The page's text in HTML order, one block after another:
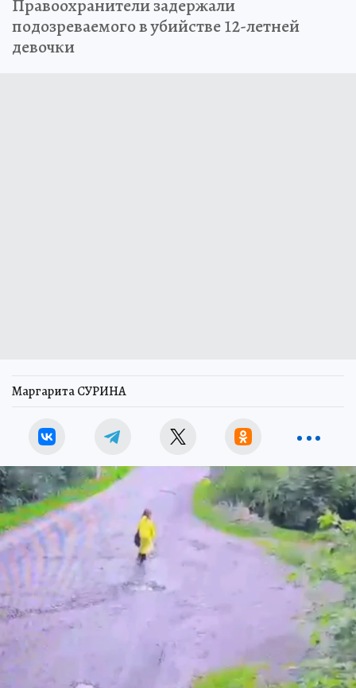
Правоохранители задержали
подозреваемого в убийстве 12-летней
девочки
Маргарита СУРИНА